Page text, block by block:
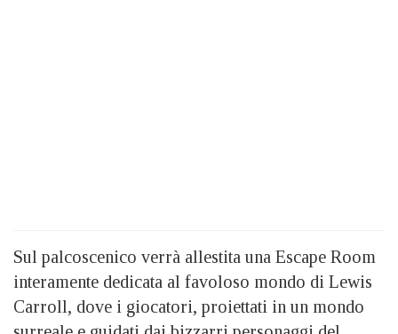
Sul palcoscenico verrà allestita una Escape Room
interamente dedicata al favoloso mondo di Lewis
Carroll, dove i giocatori, proiettati in un mondo